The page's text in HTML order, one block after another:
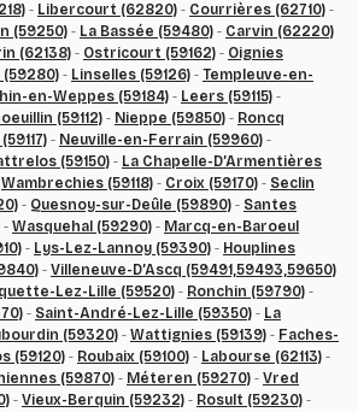
- Libercourt (62820) - Courrières (62710) -
(59250) - La Bassée (59480) - Carvin (62220)
(62138) - Ostricourt (59162) - Oignies
- Linselles (59126) - Templeuve-en-
en-Weppes (59184) - Leers (59115) -
(59112) - Nieppe (59850) - Roncq
- Neuville-en-Ferrain (59960) -
(59150) - La Chapelle-D’Armentières
Wambrechies (59118) - Croix (59170) - Seclin
- Quesnoy-sur-Deûle (59890) - Santes
- Wasquehal (59290) - Marcq-en-Baroeul
- Lys-Lez-Lannoy (59390) - Houplines
- Villeneuve-D’Ascq (59491,59493,59650)
Lez-Lille (59520) - Ronchin (59790) -
- Saint-André-Lez-Lille (59350) - La
(59320) - Wattignies (59139) - Faches-
(59120) - Roubaix (59100) - Labourse (62113) -
(59870) - Méteren (59270) - Vred
- Vieux-Berquin (59232) - Rosult (59230) -
préférences en matière de consentement